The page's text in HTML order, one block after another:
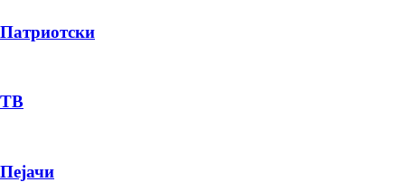
PRODUCT
ПЛАТИ ПРИ ДОСТАВА ВО КЕШ
Патриотски
ТВ
Пејачи